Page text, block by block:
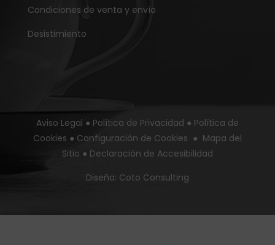
Condiciones de venta y envío
Desistimiento
Aviso Legal ● Política de Privacidad ● Política de
Cookies ● Configuración de Cookies ● Mapa del
Sitio ● Declaración de Accesibilidad
Diseño: Coto Consulting